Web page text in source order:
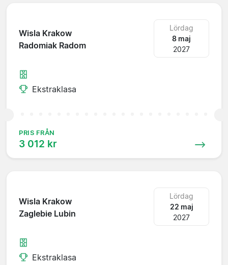
Wisla Krakow
Radomiak Radom
Lördag
8 maj
2027
Ekstraklasa
PRIS FRÅN
3 012 kr
Wisla Krakow
Zaglebie Lubin
Lördag
22 maj
2027
Ekstraklasa